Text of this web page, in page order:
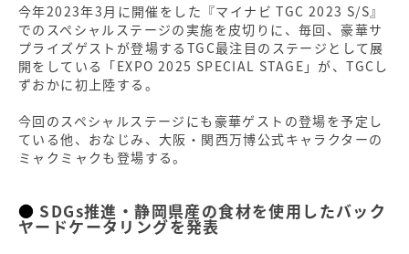
今年2023年3月に開催をした『マイナビ TGC 2023 S/S』
でのスペシャルステージの実施を皮切りに、毎回、豪華サ
プライズゲストが登場するTGC最注目のステージとして展
開をしている「EXPO 2025 SPECIAL STAGE」が、TGCし
ずおかに初上陸する。
今回のスペシャルステージにも豪華ゲストの登場を予定し
ている他、おなじみ、大阪・関西万博公式キャラクターの
ミャクミャクも登場する。
SDGs推進・静岡県産の食材を使用したバック
ヤードケータリングを発表